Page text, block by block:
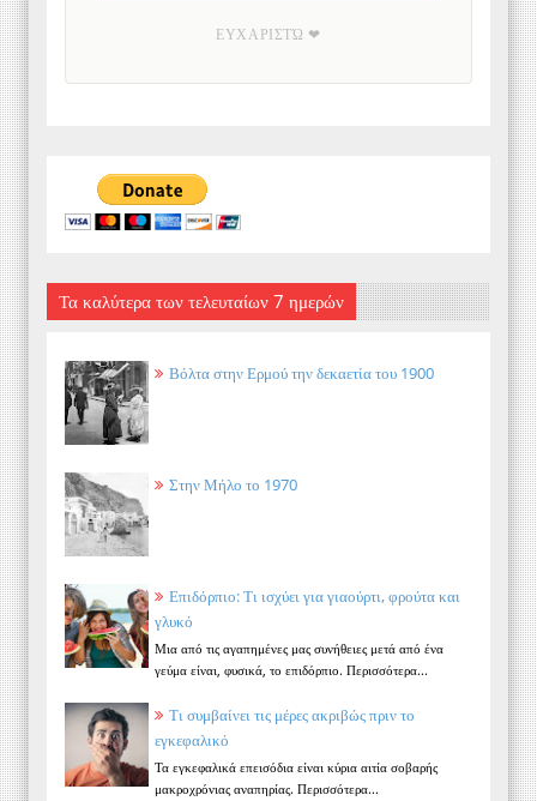
ΕΥΧΑΡΙΣΤΏ ❤
Τα καλύτερα των τελευταίων 7 ημερών
Βόλτα στην Ερμού την δεκαετία του 1900
Στην Μήλο το 1970
Επιδόρπιο: Τι ισχύει για γιαούρτι, φρούτα και
γλυκό
Μια από τις αγαπημένες μας συνήθειες μετά από ένα
γεύμα είναι, φυσικά, το επιδόρπιο. Περισσότερα...
Τι συμβαίνει τις μέρες ακριβώς πριν το
εγκεφαλικό
Τα εγκεφαλικά επεισόδια είναι κύρια αιτία σοβαρής
μακροχρόνιας αναπηρίας. Περισσότερα...